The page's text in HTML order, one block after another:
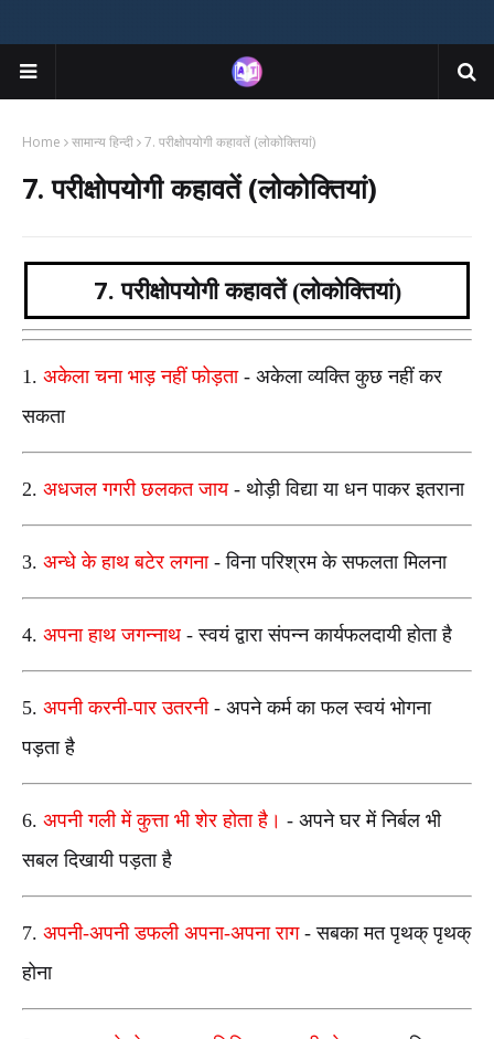
Home सामान्य हिन्दी 7. परीक्षोपयोगी कहावतें (लोकोक्तियां)
7. परीक्षोपयोगी कहावतें (लोकोक्तियां)
7.परीक्षोपयोगी कहावतें (लोकोक्तियां)
1. अकेला चना भाड़ नहीं फोड़ता - अकेला व्यक्ति कुछ नहीं कर
सकता
2. अधजल गगरी छलकत जाय - थोड़ी विद्या या धन पाकर इतराना
3. अन्धे के हाथ बटेर लगना -विना परिश्रम के सफलता मिलना
4. अपना हाथ जगन्नाथ -स्वयं द्वारा संपन्न कार्यफलदायी होता है
5. अपनी करनी-पार उतरनी - अपने कर्म का फल स्वयं भोगना
पड़ता है
6. अपनी गली में कुत्ता भी शेर होता है। - अपने घर में निर्बल भी
सबल दिखायी पड़ता है
7. अपनी-अपनी डफली अपना-अपना राग -सबका मत पृथक् पृथक्
होना